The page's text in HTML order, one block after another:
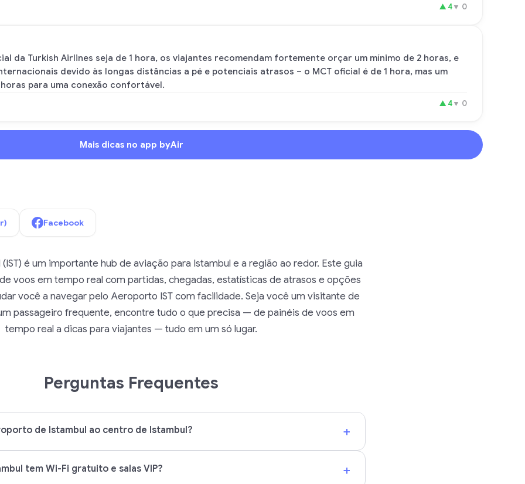
▲ 4▼ 0
da Turkish Airlines seja de 1 hora, os viajantes recomendam fortemente orçar um mínimo de 2 horas, e
devido às longas distâncias a pé e potenciais atrasos – o MCT oficial é de 1 hora, mas um
para uma conexão confortável.
▲ 4▼ 0
Mais dicas no app byAir
Facebook
é um importante hub de aviação para Istambul e a região ao redor. Este guia
voos em tempo real com partidas, chegadas, estatísticas de atrasos e opções
você a navegar pelo Aeroporto IST com facilidade. Seja você um visitante de
passageiro frequente, encontre tudo o que precisa — de painéis de voos em
tempo real a dicas para viajantes — tudo em um só lugar.
Perguntas Frequentes
de Istambul ao centro de Istambul? +
tem Wi-Fi gratuito e salas VIP? +